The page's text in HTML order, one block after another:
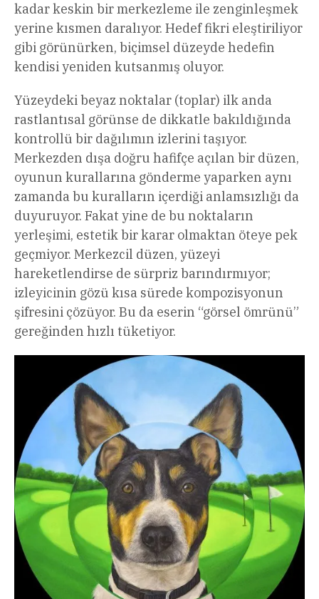
kadar keskin bir merkezleme ile zenginleşmek
yerine kısmen daralıyor. Hedef fikri eleştiriliyor
gibi görünürken, biçimsel düzeyde hedefin
kendisi yeniden kutsanmış oluyor.
Yüzeydeki beyaz noktalar (toplar) ilk anda
rastlantısal görünse de dikkatle bakıldığında
kontrollü bir dağılımın izlerini taşıyor.
Merkezden dışa doğru hafifçe açılan bir düzen,
oyunun kurallarına gönderme yaparken aynı
zamanda bu kuralların içerdiği anlamsızlığı da
duyuruyor. Fakat yine de bu noktaların
yerleşimi, estetik bir karar olmaktan öteye pek
geçmiyor. Merkezcil düzen, yüzeyi
hareketlendirse de sürpriz barındırmıyor;
izleyicinin gözü kısa sürede kompozisyonun
şifresini çözüyor. Bu da eserin “görsel ömrünü”
gereğinden hızlı tüketiyor.